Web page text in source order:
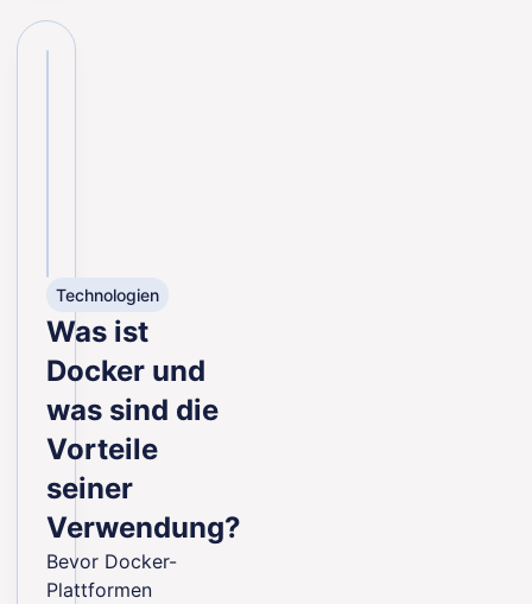
Technologien
Was ist
Docker und
was sind die
Vorteile
seiner
Verwendung?
Bevor Docker-
Plattformen